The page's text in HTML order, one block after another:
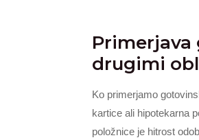
drugimi
Ko primerjamo
kartice ali hipotekarna
položnice je hitrost